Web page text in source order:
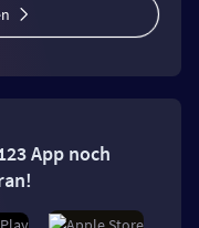
App noch